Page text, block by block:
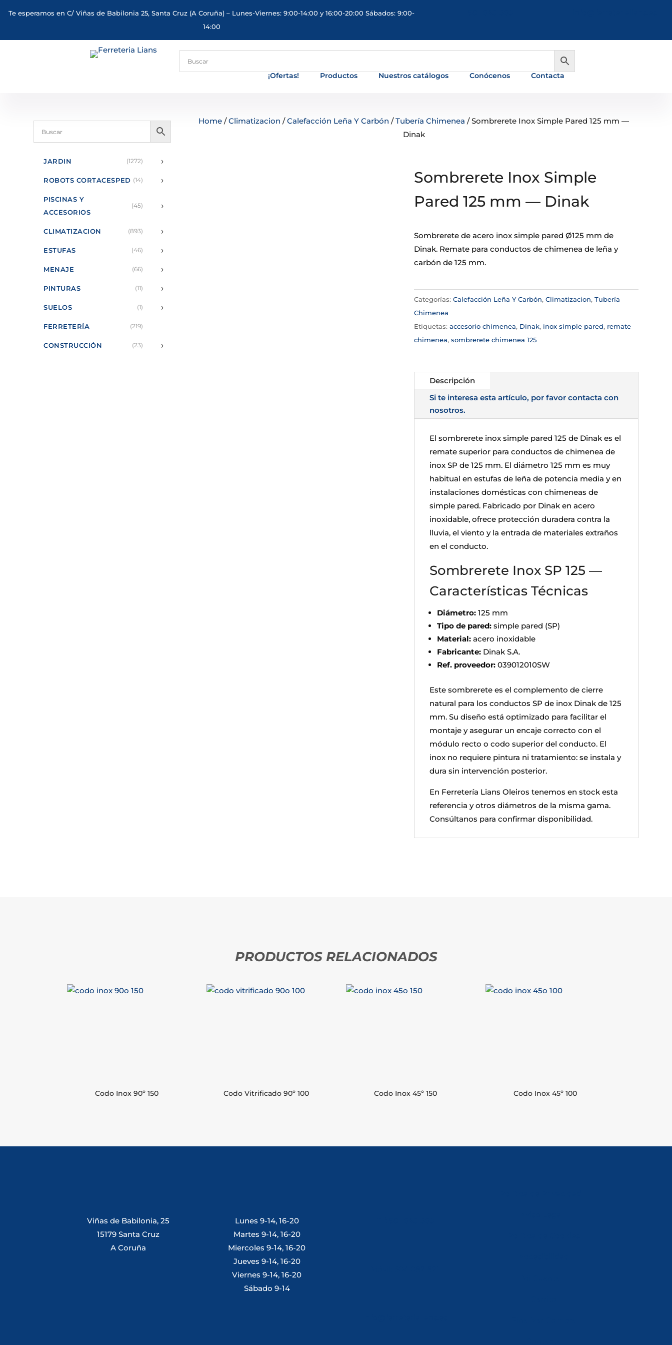
Te esperamos en C/ Viñas de Babilonia 25, Santa Cruz (A Coruña) – Lunes-Viernes: 9:00-14:00 y 16:00-20:00 Sábados: 9:00-
14:00
¡Ofertas! Productos Nuestros catálogos Conócenos Contacta
JARDIN (1272) ›
ROBOTS CORTACESPED (14) ›
PISCINAS Y
ACCESORIOS
(45) ›
CLIMATIZACION (893) ›
ESTUFAS (46) ›
MENAJE (66) ›
PINTURAS (11) ›
SUELOS (1) ›
FERRETERÍA (219)
CONSTRUCCIÓN (23) ›
Home /Climatizacion /Calefacción Leña Y Carbón /Tubería Chimenea / Sombrerete Inox Simple Pared 125 mm —
Dinak
Sombrerete Inox Simple
Pared 125 mm — Dinak
Sombrerete de acero inox simple pared Ø125 mm de
Dinak. Remate para conductos de chimenea de leña y
carbón de 125 mm.
Categorías: Calefacción Leña Y Carbón, Climatizacion, Tubería
Chimenea
Etiquetas: accesorio chimenea, Dinak, inox simple pared, remate
chimenea, sombrerete chimenea 125
Descripción
Si te interesa esta artículo, por favor contacta con
nosotros.
El sombrerete inox simple pared 125 de Dinak es el
remate superior para conductos de chimenea de
inox SP de 125 mm. El diámetro 125 mm es muy
habitual en estufas de leña de potencia media y en
instalaciones domésticas con chimeneas de
simple pared. Fabricado por Dinak en acero
inoxidable, ofrece protección duradera contra la
lluvia, el viento y la entrada de materiales extraños
en el conducto.
Sombrerete Inox SP 125 —
Características Técnicas
Diámetro:125 mm
Tipo de pared:simple pared (SP)
Material:acero inoxidable
Fabricante:Dinak S.A.
Ref. proveedor:039012010SW
Este sombrerete es el complemento de cierre
natural para los conductos SP de inox Dinak de 125
mm. Su diseño está optimizado para facilitar el
montaje y asegurar un encaje correcto con el
módulo recto o codo superior del conducto. El
inox no requiere pintura ni tratamiento: se instala y
dura sin intervención posterior.
En Ferretería Lians Oleiros tenemos en stock esta
referencia y otros diámetros de la misma gama.
Consúltanos para confirmar disponibilidad.
PRODUCTOS RELACIONADOS
Codo Inox 90º 150 Codo Vitrificado 90º 100 Codo Inox 45º 150 Codo Inox 45º 100
Viñas de Babilonia, 25
15179 Santa Cruz
A Coruña
Lunes 9-14, 16-20
Martes 9-14, 16-20
Miercoles 9-14, 16-20
Jueves 9-14, 16-20
Viernes 9-14, 16-20
Sábado 9-14